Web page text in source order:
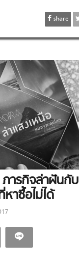
share
ภารกิจล่าฝันกับ
าซื้อไม่ได้